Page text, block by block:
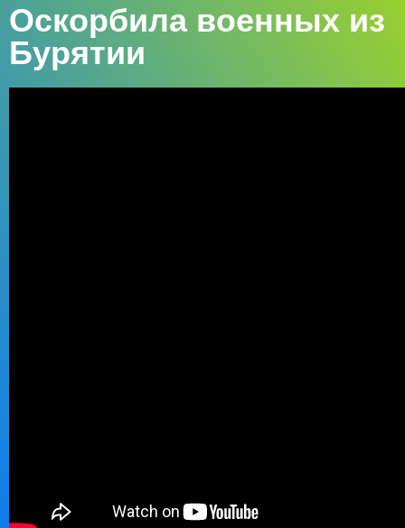
Оскорбила военных из
Бурятии